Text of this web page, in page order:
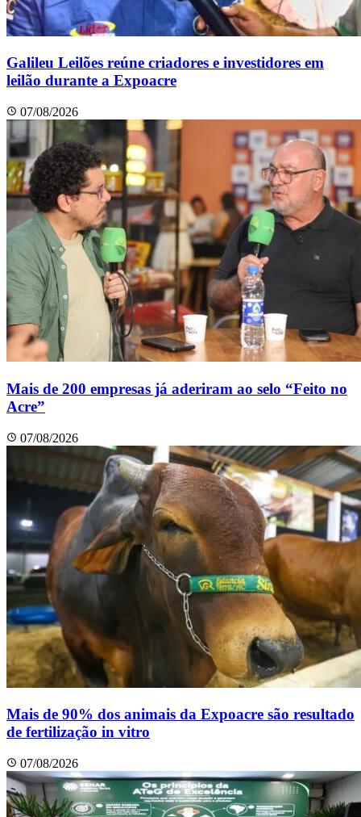
Galileu Leilões reúne criadores e investidores em
leilão durante a Expoacre
07/08/2026
Mais de 200 empresas já aderiram ao selo “Feito no
Acre”
07/08/2026
Mais de 90% dos animais da Expoacre são resultado
de fertilização in vitro
07/08/2026